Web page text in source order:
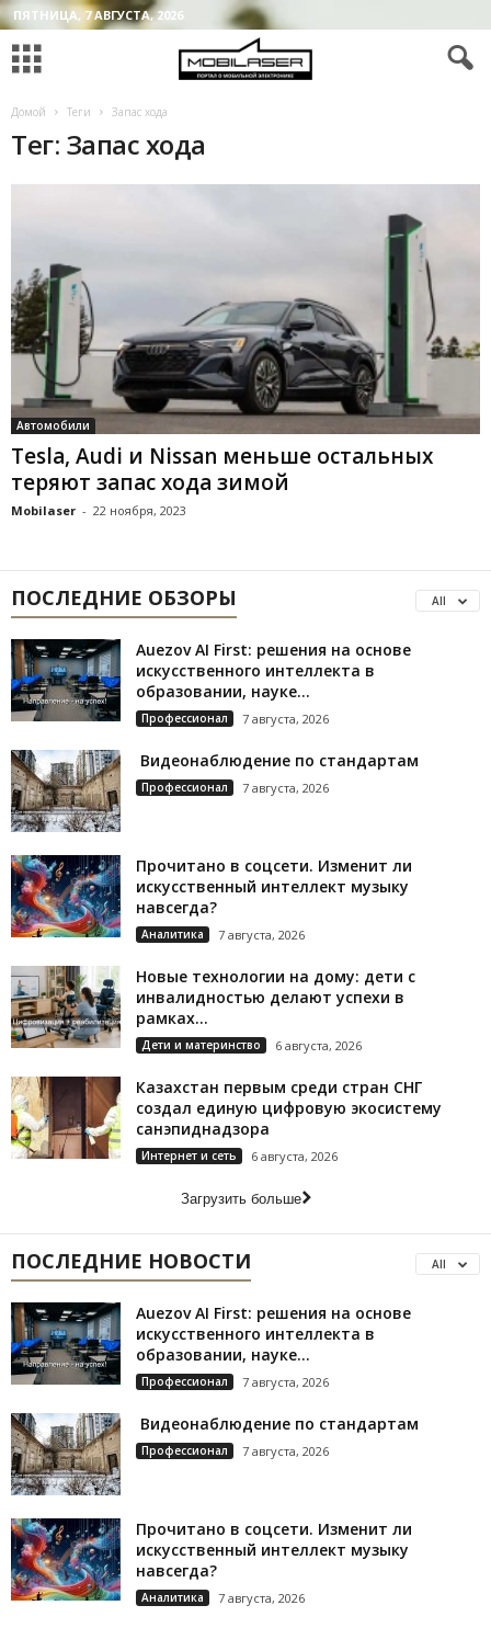
ПЯТНИЦА, 7 АВГУСТА, 2026
Домой Теги Запас хода
Тег: Запас хода
Автомобили
Tesla, Audi и Nissan меньше остальных
теряют запас хода зимой
Mobilaser - 22 ноября, 2023
ПОСЛЕДНИЕ ОБЗОРЫ All
Auezov AI First: решения на основе
искусственного интеллекта в
образовании, науке...
Профессионал 7 августа, 2026
Видеонаблюдение по стандартам
Профессионал 7 августа, 2026
Прочитано в соцсети. Изменит ли
искусственный интеллект музыку
навсегда?
Аналитика 7 августа, 2026
Новые технологии на дому: дети с
инвалидностью делают успехи в
рамках...
Дети и материнство 6 августа, 2026
Казахстан первым среди стран СНГ
создал единую цифровую экосистему
санэпиднадзора
Интернет и сеть 6 августа, 2026
Загрузить больше
ПОСЛЕДНИЕ НОВОСТИ All
Auezov AI First: решения на основе
искусственного интеллекта в
образовании, науке...
Профессионал 7 августа, 2026
Видеонаблюдение по стандартам
Профессионал 7 августа, 2026
Прочитано в соцсети. Изменит ли
искусственный интеллект музыку
навсегда?
Аналитика 7 августа, 2026